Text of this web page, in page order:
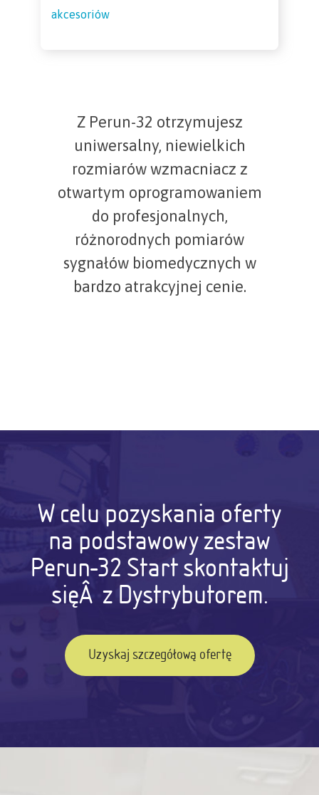
akcesoriów
Z Perun-32 otrzymujesz
uniwersalny, niewielkich
rozmiarów wzmacniacz z
otwartym oprogramowaniem
do profesjonalnych,
różnorodnych pomiarów
sygnałów biomedycznych w
bardzo atrakcyjnej cenie.
W celu pozyskania oferty
na podstawowy zestaw
Perun-32 Start skontaktuj
sięÂ z Dystrybutorem.
Uzyskaj szczegółową ofertę